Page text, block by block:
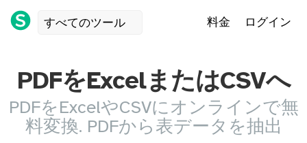
すべてのツール 料金 ログイン
PDFをExcelまたはCSVへ
PDFをExcelやCSVにオンラインで無
料変換. PDFから表データを抽出